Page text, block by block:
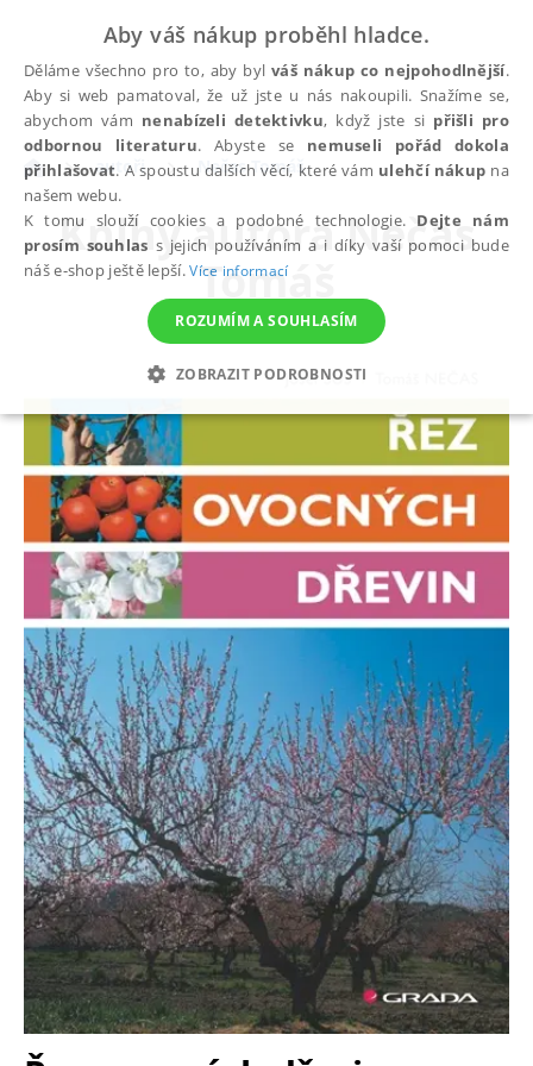
autoři Nečas Tomáš
Knihy autoraNečas
Tomáš
Aby váš nákup proběhl hladce.
Děláme všechno pro to, aby bylváš nákup co nejpohodlnější.
Aby si web pamatoval, že už jste u nás nakoupili. Snažíme se,
abychom vám nenabízeli detektivku, když jste si přišli pro
odbornou literaturu. Abyste se nemuseli pořád dokola
přihlašovat. A spoustu dalších věcí, které vám ulehčí nákup na
našem webu.
K tomu slouží cookies a podobné technologie. Dejte nám
prosím souhlas s jejich používáním a i díky vaší pomoci bude
náš e-shop ještě lepší.Více informací
ROZUMÍM A SOUHLASÍM
ZOBRAZIT PODROBNOSTI
NEZBYTNÉ ANALYTICKÉ MARKETINGOVÉ
FUNKČNÍ NEZAŘAZENÉ SOUBORY
Nezbytné Analytické Marketingové
Funkční
Nezařazené soubory
Nezbytně nutné soubory cookie umožňují základní funkce webových
stránek, jako je přihlášení uživatele a správa účtu. Webové stránky nelze
bez nezbytně nutných souborů cookie správně používat.
Název
Provider /
Doména
Vyprší Popis
CookieScriptConsent
CookieScript
www.grada.cz
1 měsíc
Tento soubor
cookie
používá
služba
Cookie-
Script.com k
zapamatování
předvoleb
souhlasu se
soubory
cookie
návštěvníků.
Je nutné, aby
banner
cookie
Cookie-
Script.com